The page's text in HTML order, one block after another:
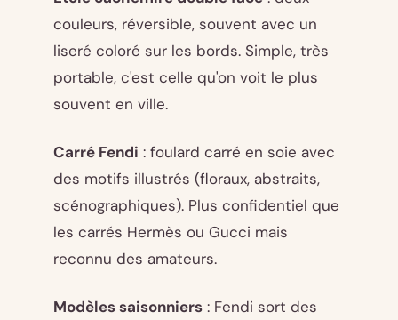
couleurs, réversible, souvent avec un
liseré coloré sur les bords. Simple, très
portable, c'est celle qu'on voit le plus
souvent en ville.
Carré Fendi : foulard carré en soie avec
des motifs illustrés (floraux, abstraits,
scénographiques). Plus confidentiel que
les carrés Hermès ou Gucci mais
reconnu des amateurs.
Modèles saisonniers : Fendi sort des